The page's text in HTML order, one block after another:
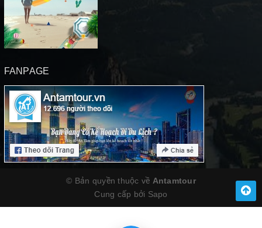
FANPAGE
© Bản quyền thuộc về Antamtour
Cung cấp bởi Sapo